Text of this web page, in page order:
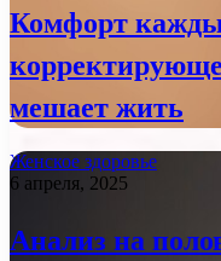
Комфорт
мешает жить
Женское здоровье
6 апреля, 2025
Анализ на